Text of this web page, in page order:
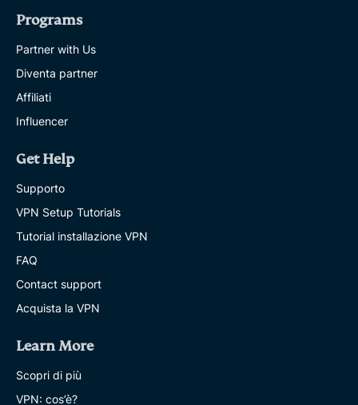
Programs
Partner with Us
Diventa partner
Affiliati
Influencer
Get Help
Supporto
VPN Setup Tutorials
Tutorial installazione VPN
FAQ
Contact support
Acquista la VPN
Learn More
Scopri di più
VPN: cos’è?